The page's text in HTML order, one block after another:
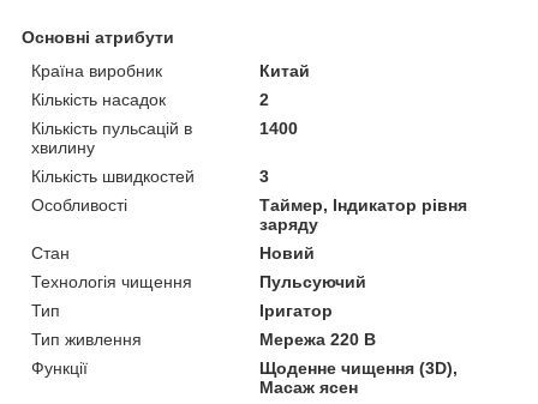
Основні атрибути
Країна виробник
Китай
Кількість насадок
2
Кількість пульсацій в
хвилину
1400
Кількість швидкостей
3
Особливості
Таймер, Індикатор рівня
заряду
Стан
Новий
Технологія чищення
Пульсуючий
Тип
Іригатор
Тип живлення
Мережа 220 В
Функції
Щоденне чищення (3D),
Масаж ясен